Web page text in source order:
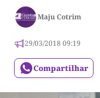
Maju Cotrim
29/03/2018 09:19
Compartilhar